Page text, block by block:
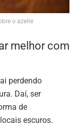
o azeite
melhor com
perdendo
Daí, ser
de
escuros.